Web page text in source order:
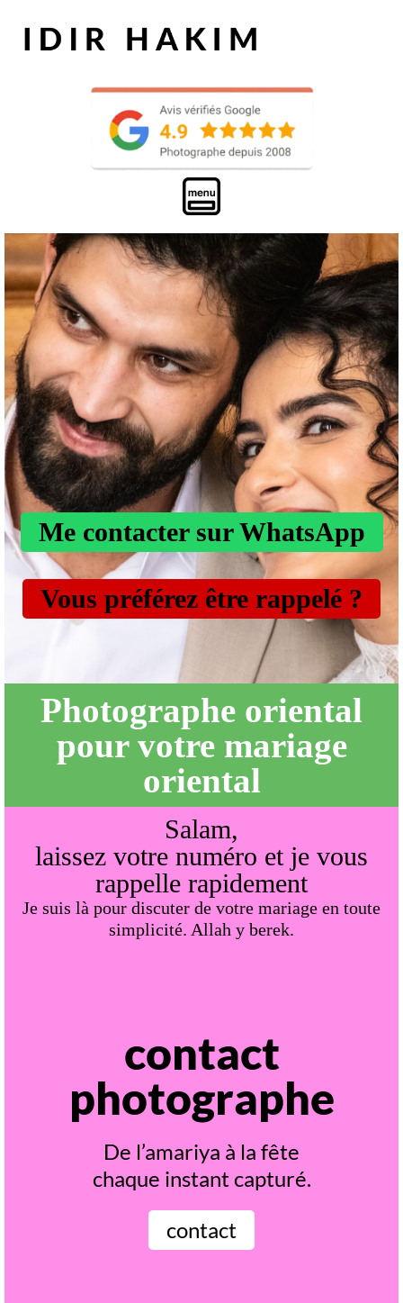
Me contacter sur WhatsApp
Vous préférez être rappelé ?
Photographe oriental
pour votre mariage
oriental
Salam,
laissez votre numéro et je vous
rappelle rapidement
Je suis là pour discuter de votre mariage en toute
simplicité. Allah y berek.
contact
photographe
De l’amariya à la fête
chaque instant capturé.
contact